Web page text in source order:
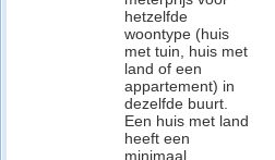
hetzelfde
woontype (huis
met tuin, huis met
land of een
appartement) in
dezelfde buurt.
Een huis met land
heeft een
minimaal